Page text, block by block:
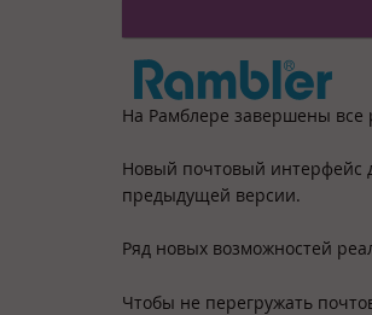
На Рамблере завершены все
Новый почтовый интерфейс
предыдущей версии.
Ряд новых возможностей
Чтобы не перегружать